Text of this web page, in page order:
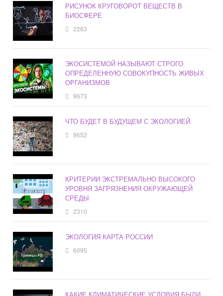
РИСУНОК КРУГОВОРОТ ВЕЩЕСТВ В
БИОСФЕРЕ
2263
ЭКОСИСТЕМОЙ НАЗЫВАЮТ СТРОГО
ОПРЕДЕЛЕННУЮ СОВОКУПНОСТЬ ЖИВЫХ
ОРГАНИЗМОВ
9673
ЧТО БУДЕТ В БУДУЩЕМ С ЭКОЛОГИЕЙ
9652
КРИТЕРИИ ЭКСТРЕМАЛЬНО ВЫСОКОГО
УРОВНЯ ЗАГРЯЗНЕНИЯ ОКРУЖАЮЩЕЙ
СРЕДЫ
2310
ЭКОЛОГИЯ КАРТА РОССИИ
6095